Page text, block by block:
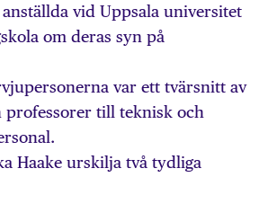
vid Uppsala universitet
om deras syn på
var ett tvärsnitt av
professorer till teknisk och
Haake urskilja två tydliga